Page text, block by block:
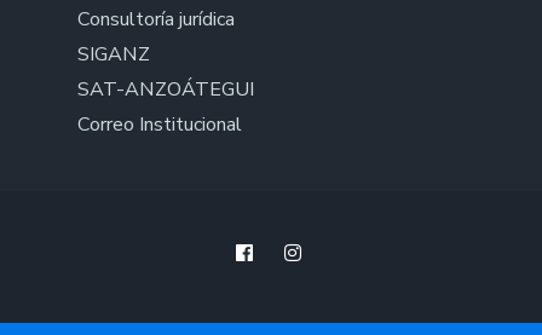
Consultoría jurídica
SIGANZ
SAT-ANZOÁTEGUI
Correo Institucional